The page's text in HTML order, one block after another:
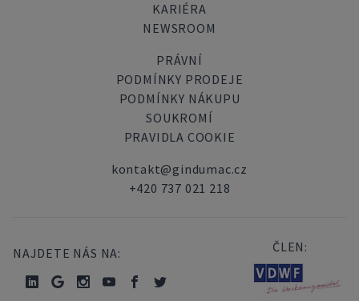
KARIÉRA
NEWSROOM
PRÁVNÍ
PODMÍNKY PRODEJE
PODMÍNKY NÁKUPU
SOUKROMÍ
PRAVIDLA COOKIE
kontakt@gindumac.cz
+420 737 021 218
NAJDETE NÁS NA: ČLEN: